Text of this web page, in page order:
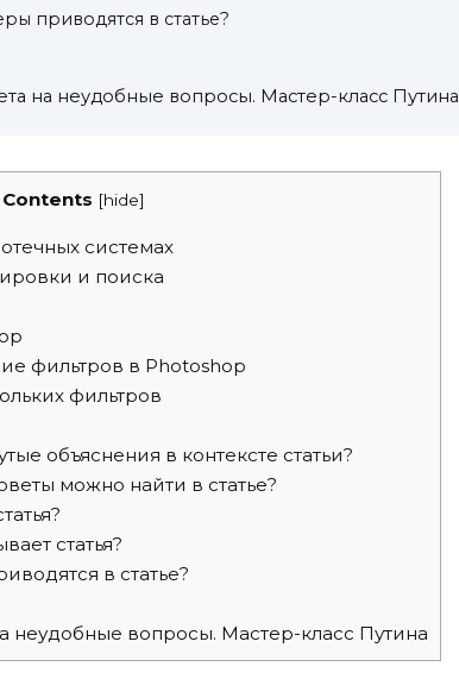
приводятся в статье?
на неудобные вопросы. Мастер-класс Путина
Contents [hide]
системах
и поиска
фильтров в Photoshop
фильтров
объяснения в контексте статьи?
можно найти в статье?
статья?
в статье?
неудобные вопросы. Мастер-класс Путина